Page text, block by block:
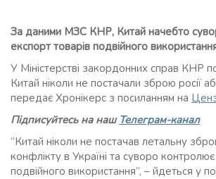
За даними МЗС КНР, Китай начебто
експорт товарів подвійного
У Міністерстві закордонних справ КНР
Китай ніколи не постачали зброю росії
передає Хронікерс з посиланням на
Підписуйтесь на наш Телеграм-канал
“Китай ніколи не постачав летальну
конфлікту в Україні та суворо
подвійного використання”, – йдеться у